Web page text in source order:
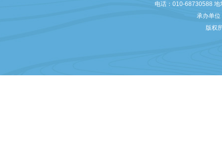
电话：010-68730588
承办单
版权